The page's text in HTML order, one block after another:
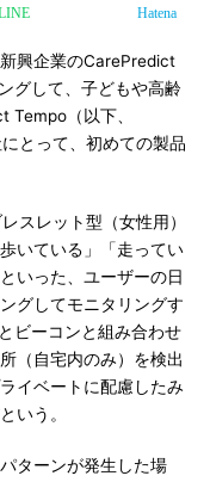
Hatena
興企業のCarePredict
グして、子どもや高齢
Tempo（以下、
とって、初めての製品
スレット型（女性用）
いている」「走ってい
いった、ユーザーの日
グしてモニタリングす
ビーコンと組み合わせ
（自宅内のみ）を検出
イベートに配慮したみ
いう。
ターンが発生した場